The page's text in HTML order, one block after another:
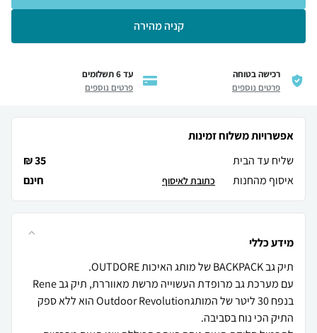
קניה מהירה
רכישה בטוחה
פרטים נוספים
עד 6 תשלומים
פרטים נוספים
אפשרויות משלוח זמינות
שליח עד הבית
35 ₪
איסוף מהחנות
חינם כתובת לאיסוף
מידע כללי
עם מערכת גב מרופדת העשוייה מרשת מאווררת, תיק גב Rene
בנפח 30 ליטר של המותגOutdoor Revolution הוא ללא ספק